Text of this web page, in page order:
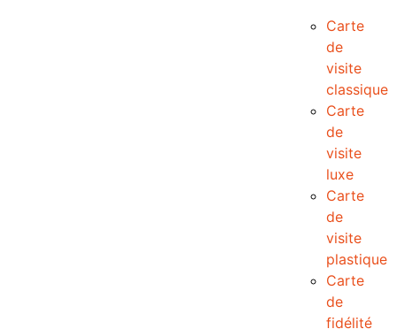
Carte
de
visite
classique
Carte
de
visite
luxe
Carte
de
visite
plastique
Carte
de
fidélité